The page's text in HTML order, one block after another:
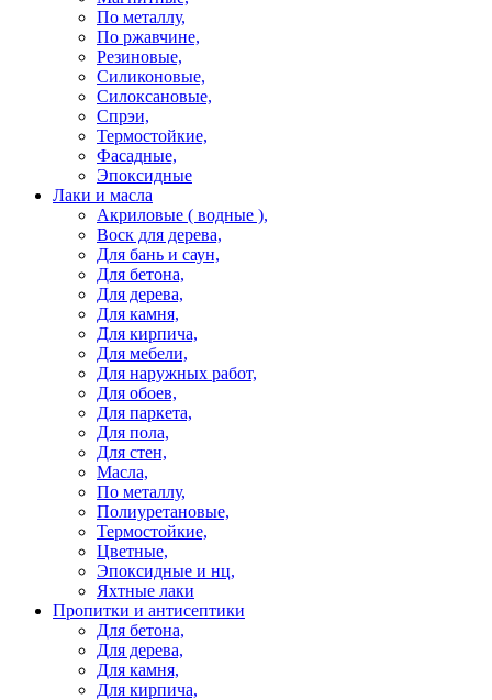
По металлу,
По ржавчине,
Резиновые,
Силиконовые,
Силоксановые,
Спрэи,
Термостойкие,
Фасадные,
Эпоксидные
Лаки и масла
Акриловые ( водные ),
Воск для дерева,
Для бань и саун,
Для бетона,
Для дерева,
Для камня,
Для кирпича,
Для мебели,
Для наружных работ,
Для обоев,
Для паркета,
Для пола,
Для стен,
Масла,
По металлу,
Полиуретановые,
Термостойкие,
Цветные,
Эпоксидные и нц,
Яхтные лаки
Пропитки и антисептики
Для бетона,
Для дерева,
Для камня,
Для кирпича,